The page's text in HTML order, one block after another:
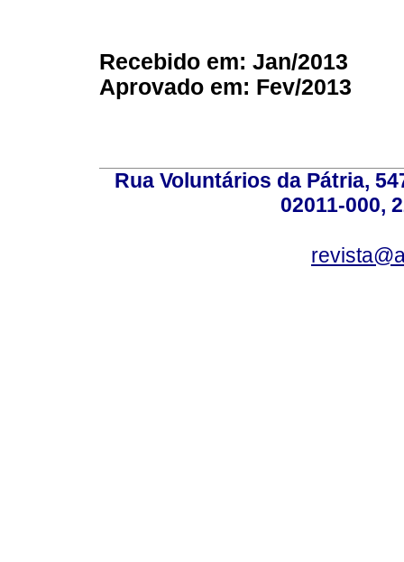
Recebido em: Jan/2013
Aprovado em: Fev/2013
Rua Voluntários da Pátria,
02011-000,